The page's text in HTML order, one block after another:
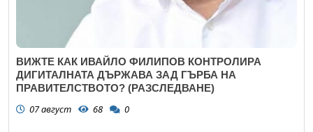
ВИЖТЕ КАК ИВАЙЛО ФИЛИПОВ КОНТРОЛИРА
ДИГИТАЛНАТА ДЪРЖАВА ЗАД ГЪРБА НА
ПРАВИТЕЛСТВОТО? (РАЗСЛЕДВАНЕ)
07 август 68 0